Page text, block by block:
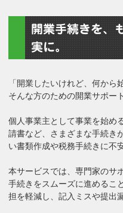
開業手続きを、
実に。
「開業したいけれど、何から
そんな方のための開業サポー
個人事業主として事業を始め
請書など、さまざまな手続き
い書類作成や税務手続きに不
本サービスでは、専門家のサ
手続きをスムーズに進めるこ
担を軽減し、記入ミスや提出